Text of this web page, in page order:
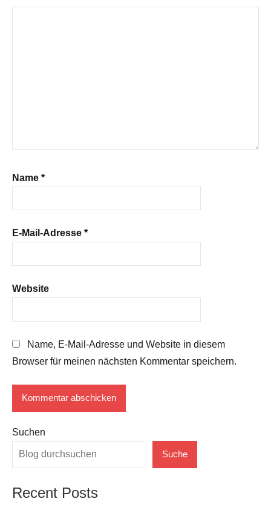
Name *
E-Mail-Adresse *
Website
Name, E-Mail-Adresse und Website in diesem
Browser für meinen nächsten Kommentar speichern.
Suchen
Suche
Recent Posts